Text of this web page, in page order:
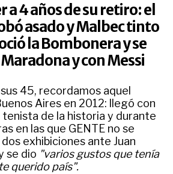
a 4 años de su retiro: el
asado y Malbec tinto
la Bombonera y se
y con Messi
45, recordamos aquel
Aires en 2012: llegó con
de la historia y durante
en las que GENTE no se
exhibiciones ante Juan
se dio "varios gustos que tenía
querido país".